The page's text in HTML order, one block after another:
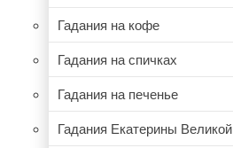
Гадания на кофе
Гадания на спичках
Гадания на печенье
Гадания Екатерины Великой